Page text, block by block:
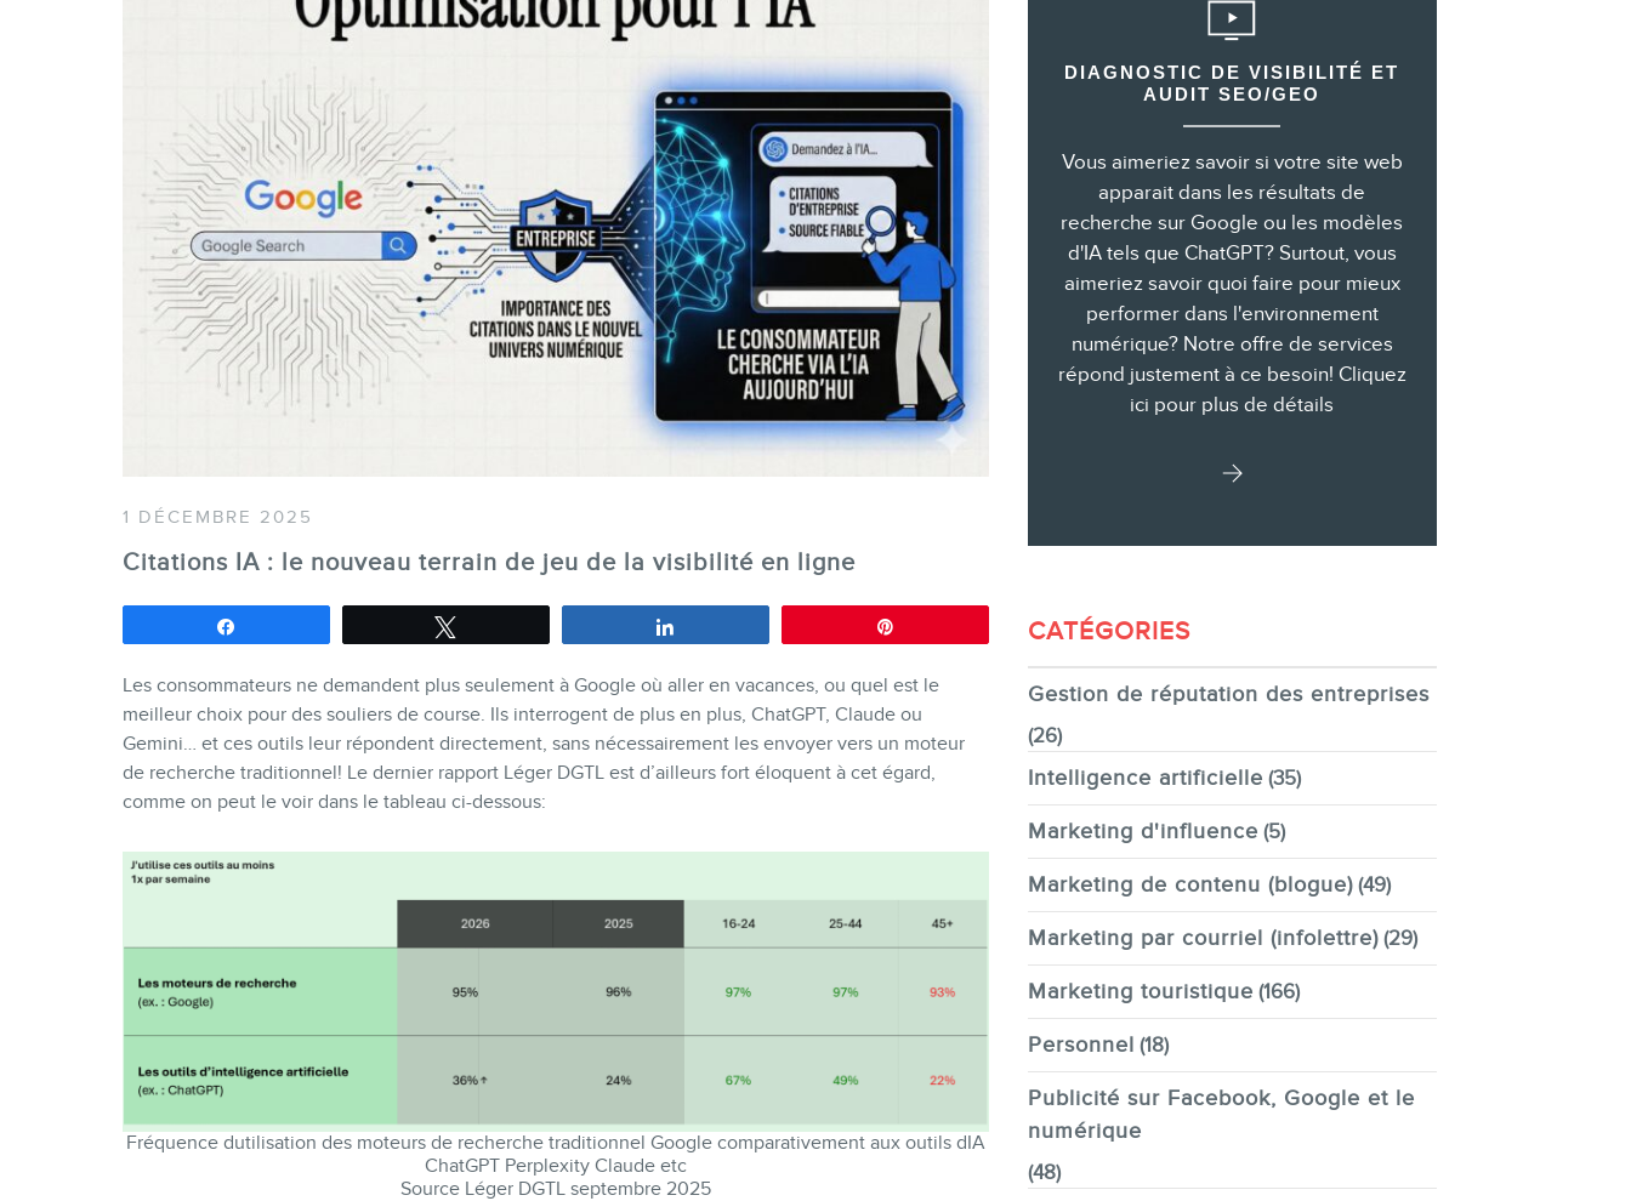
Formations marketing de groupe
Consultations
Audits web (SEO) et IA (GEO)
Ebooks
BOUTIQUE
CONTACT
MEMBRES
INFOLETTRE
1 DÉCEMBRE 2025
Citations IA : le nouveau terrain de jeu de la visibilité en ligne
Les consommateurs ne demandent plus seulement à Google où aller en vacances, ou quel est le
meilleur choix pour des souliers de course. Ils interrogent de plus en plus, ChatGPT, Claude ou
Gemini… et ces outils leur répondent directement, sans nécessairement les envoyer vers un moteur
de recherche traditionnel! Le dernier rapport Léger DGTL est d’ailleurs fort éloquent à cet égard,
comme on peut le voir dans le tableau ci-dessous:
Fréquence dutilisation des moteurs de recherche traditionnel Google comparativement aux outils dIA
ChatGPT Perplexity Claude etc
Source Léger DGTL septembre 2025
DIAGNOSTIC DE VISIBILITÉ ET
AUDIT SEO/GEO
Vous aimeriez savoir si votre site web
apparait dans les résultats de
recherche sur Google ou les modèles
d'IA tels que ChatGPT? Surtout, vous
aimeriez savoir quoi faire pour mieux
performer dans l'environnement
numérique? Notre offre de services
répond justement à ce besoin! Cliquez
ici pour plus de détails
CATÉGORIES
Gestion de réputation des entreprises
(26)
Intelligence artificielle (35)
Marketing d'influence (5)
Marketing de contenu (blogue)(49)
Marketing par courriel (infolettre)(29)
Marketing touristique (166)
Personnel (18)
Publicité sur Facebook, Google et le
numérique
(48)